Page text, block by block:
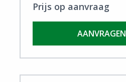
Prijs op aanvraag
AANVRAGEN
View Houtafval